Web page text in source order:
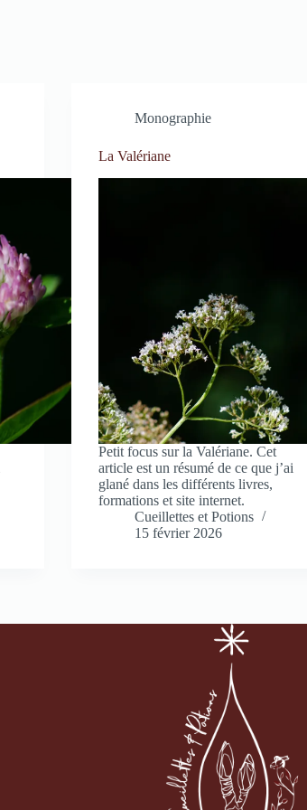
Monographie
La Valériane
Petit focus sur la Valériane. Cet
article est un résumé de ce que j’ai
glané dans les différents livres,
formations et site internet.
Cueillettes et Potions
15 février 2026